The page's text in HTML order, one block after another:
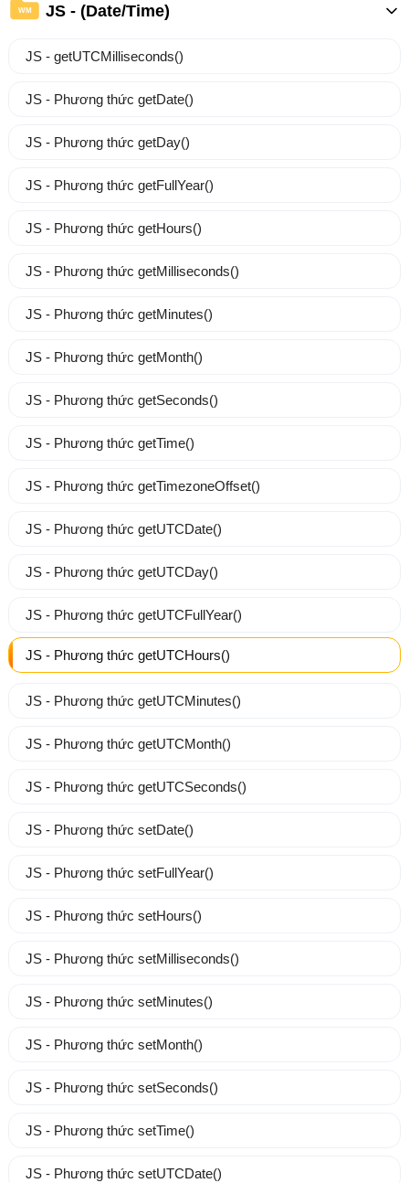
WM JS - (Date/Time)
JS - getUTCMilliseconds()
JS - Phương thức getDate()
JS - Phương thức getDay()
JS - Phương thức getFullYear()
JS - Phương thức getHours()
JS - Phương thức getMilliseconds()
JS - Phương thức getMinutes()
JS - Phương thức getMonth()
JS - Phương thức getSeconds()
JS - Phương thức getTime()
JS - Phương thức getTimezoneOffset()
JS - Phương thức getUTCDate()
JS - Phương thức getUTCDay()
JS - Phương thức getUTCFullYear()
JS - Phương thức getUTCHours()
JS - Phương thức getUTCMinutes()
JS - Phương thức getUTCMonth()
JS - Phương thức getUTCSeconds()
JS - Phương thức setDate()
JS - Phương thức setFullYear()
JS - Phương thức setHours()
JS - Phương thức setMilliseconds()
JS - Phương thức setMinutes()
JS - Phương thức setMonth()
JS - Phương thức setSeconds()
JS - Phương thức setTime()
JS - Phương thức setUTCDate()